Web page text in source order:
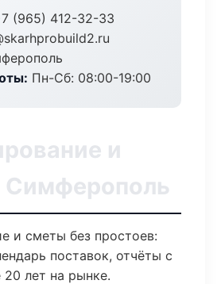
(965) 412-32-33
Пн-Сб: 08:00-19:00
и
Симферополь
и сметы без простоев:
поставок, отчёты с
20 лет на рынке.